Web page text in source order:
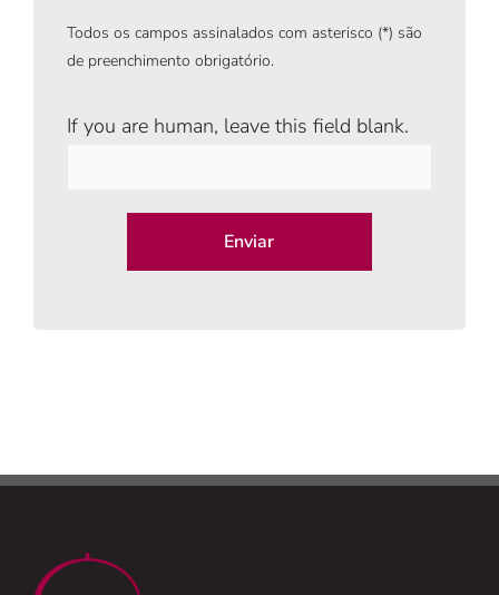
Todos os campos assinalados com asterisco (*) são
de preenchimento obrigatório.
If you are human, leave this field blank.
Enviar